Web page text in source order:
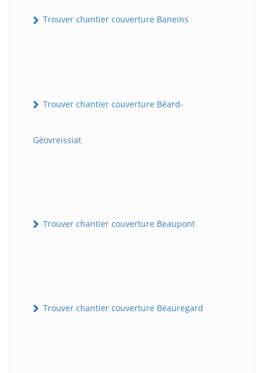
Trouver chantier couverture Baneins
Trouver chantier couverture Béard-
Géovreissiat
Trouver chantier couverture Beaupont
Trouver chantier couverture Beauregard